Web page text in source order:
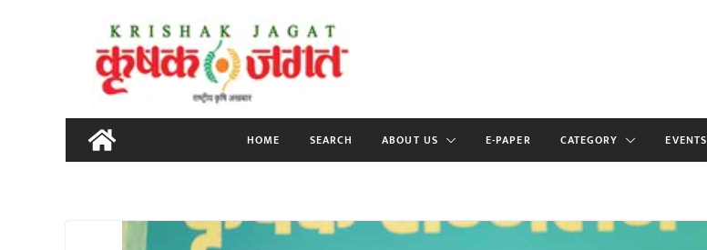
content
HOME SEARCH ABOUT US E-PAPER CATEGORY EVENTS